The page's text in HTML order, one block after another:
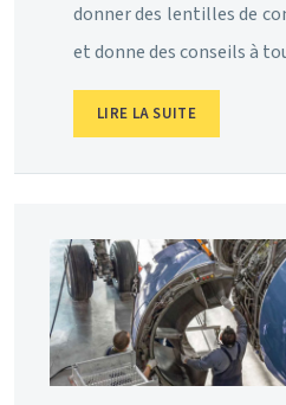
donner des lentilles de
et donne des conseils à
LIRE LA SUITE